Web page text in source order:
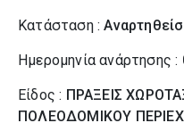
Κατάσταση :
Ημερομηνία ανάρτησης :
Είδος : ΠΡΑΞΕΙΣ
ΠΟΛΕΟΔΟΜΙΚΟΥ